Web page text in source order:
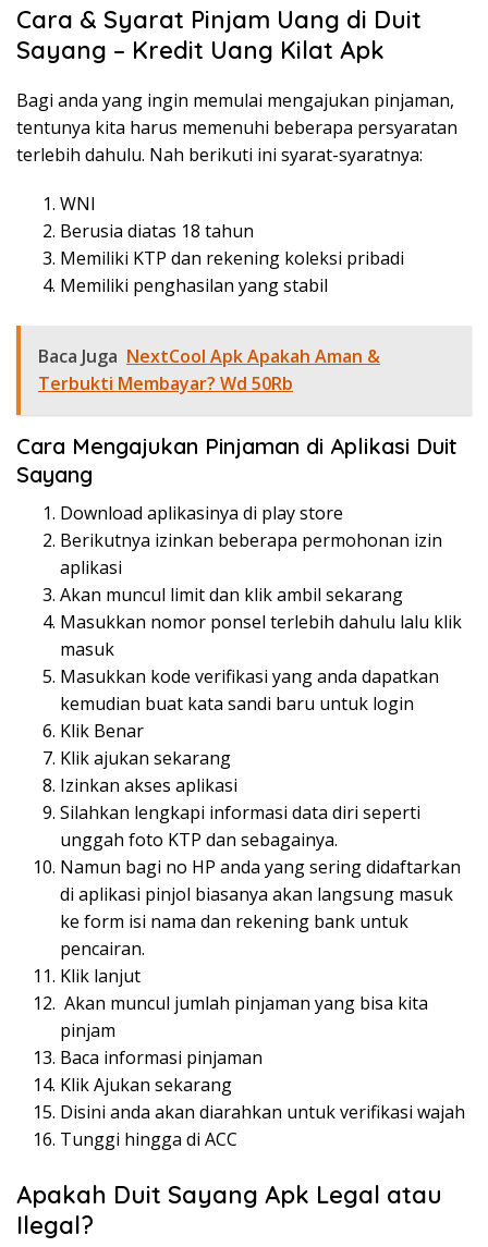
Cara & Syarat Pinjam Uang di Duit
Sayang – Kredit Uang Kilat Apk
Bagi anda yang ingin memulai mengajukan pinjaman,
tentunya kita harus memenuhi beberapa persyaratan
terlebih dahulu. Nah berikuti ini syarat-syaratnya:
WNI
Berusia diatas 18 tahun
Memiliki KTP dan rekening koleksi pribadi
Memiliki penghasilan yang stabil
Baca Juga NextCool Apk Apakah Aman &
Terbukti Membayar? Wd 50Rb
Cara Mengajukan Pinjaman di Aplikasi Duit
Sayang
Download aplikasinya di play store
Berikutnya izinkan beberapa permohonan izin
aplikasi
Akan muncul limit dan klik ambil sekarang
Masukkan nomor ponsel terlebih dahulu lalu klik
masuk
Masukkan kode verifikasi yang anda dapatkan
kemudian buat kata sandi baru untuk login
Klik Benar
Klik ajukan sekarang
Izinkan akses aplikasi
Silahkan lengkapi informasi data diri seperti
unggah foto KTP dan sebagainya.
Namun bagi no HP anda yang sering didaftarkan
di aplikasi pinjol biasanya akan langsung masuk
ke form isi nama dan rekening bank untuk
pencairan.
Klik lanjut
Akan muncul jumlah pinjaman yang bisa kita
pinjam
Baca informasi pinjaman
Klik Ajukan sekarang
Disini anda akan diarahkan untuk verifikasi wajah
Tunggi hingga di ACC
Apakah Duit Sayang Apk Legal atau
Ilegal?